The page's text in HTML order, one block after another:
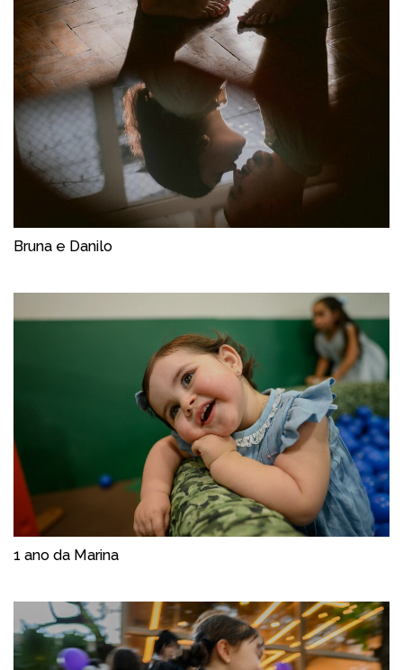
Bruna e Danilo
1 ano da Marina